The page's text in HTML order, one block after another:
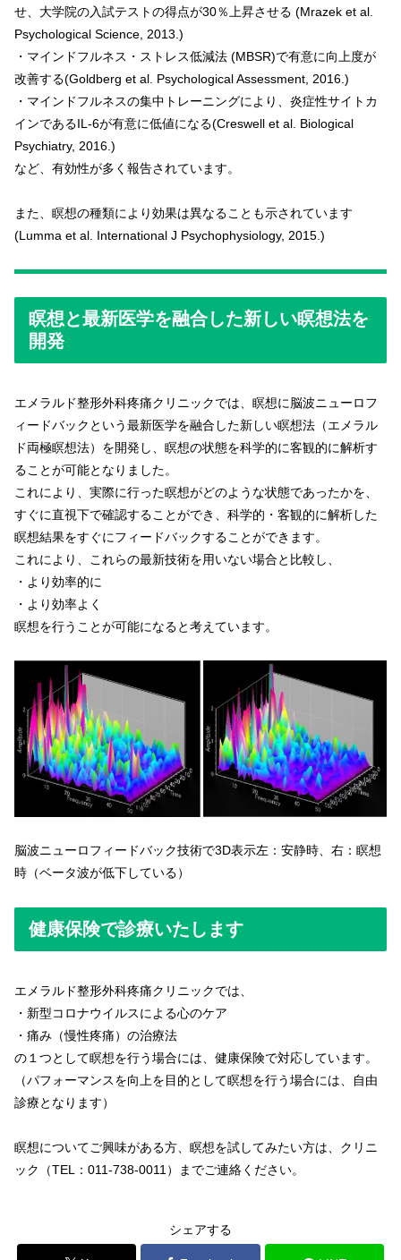
せ、大学院の入試テストの得点が30％上昇させる (Mrazek et al.
Psychological Science, 2013.)
・マインドフルネス・ストレス低減法 (MBSR)で有意に向上度が
改善する(Goldberg et al. Psychological Assessment, 2016.)
・マインドフルネスの集中トレーニングにより、炎症性サイトカ
インであるIL-6が有意に低値になる(Creswell et al. Biological
Psychiatry, 2016.)
など、有効性が多く報告されています。
また、瞑想の種類により効果は異なることも示されています
(Lumma et al. International J Psychophysiology, 2015.)
瞑想と最新医学を融合した新しい瞑想法を
開発
エメラルド整形外科疼痛クリニックでは、瞑想に脳波ニューロフ
ィードバックという最新医学を融合した新しい瞑想法（エメラル
ド両極瞑想法）を開発し、瞑想の状態を科学的に客観的に解析す
ることが可能となりました。
これにより、実際に行った瞑想がどのような状態であったかを、
すぐに直視下で確認することができ、科学的・客観的に解析した
瞑想結果をすぐにフィードバックすることができます。
これにより、これらの最新技術を用いない場合と比較し、
・より効率的に
・より効率よく
瞑想を行うことが可能になると考えています。
脳波ニューロフィードバック技術で3D表示左：安静時、右：瞑想
時（ベータ波が低下している）
健康保険で診療いたします
エメラルド整形外科疼痛クリニックでは、
・新型コロナウイルスによる心のケア
・痛み（慢性疼痛）の治療法
の１つとして瞑想を行う場合には、健康保険で対応しています。
（パフォーマンスを向上を目的として瞑想を行う場合には、自由
診療となります）
瞑想についてご興味がある方、瞑想を試してみたい方は、クリニ
ック（TEL：011-738-0011）までご連絡ください。
シェアする